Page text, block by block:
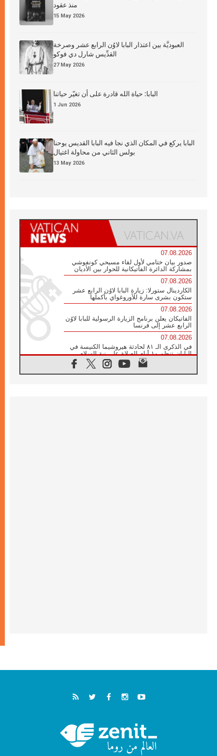
منذ عقود
15 May 2026
العبوديَّة بين اعتذار البابا لاوُن الرابع عشر وصرخة
القدِّيس شارل دي فوكو
27 May 2026
البابا: حياة الله قادرة على أن تغيّر حياتنا
1 Jun 2026
البابا يركع في المكان الذي نجا فيه البابا القديس يوحنا
بولس الثاني من محاولة اغتيال
13 May 2026
07.08.2026
صدور بيان ختامي لأول لقاء مسيحي كونفوشي
بمشاركة الدائرة الفاتيكانية للحوار بين الأديان
07.08.2026
الكاردينال ستورلا: زيارة البابا لاوُن الرابع عشر
ستكون بشرى سارة للأوروغواي بأكملها
07.08.2026
الفاتيكان يعلن برنامج الزيارة الرسولية للبابا لاوُن
الرابع عشر إلى فرنسا
07.08.2026
في الذكرى الـ ٨١ لحادثة هيروشيما الكنيسة في
اليابان تنظم ١٠ أيام للصلاة على نية السلام
الكنيسة في الأوروغواي: زيارة البابا ستعزز